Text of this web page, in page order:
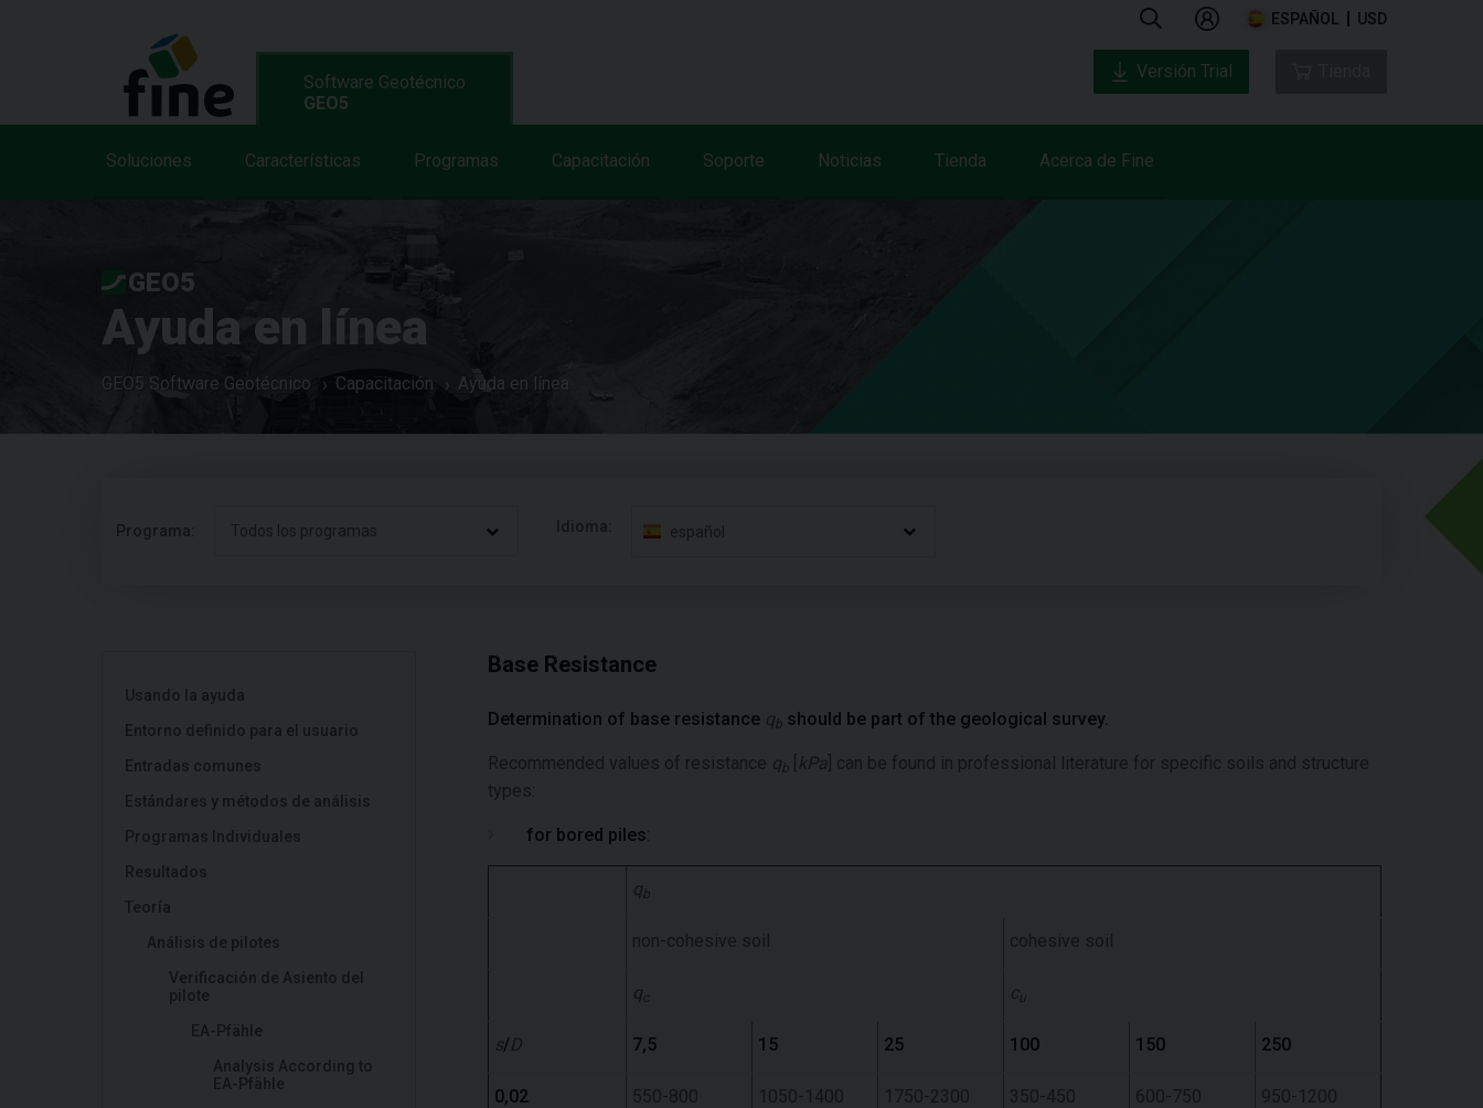
ESPAÑOL USD
Software Geotécnico
GEO5
Soluciones Características Programas Capacitación Soporte Noticias Tienda Acerca de Fine
Versión Trial
GEO5
Ayuda en línea
GEO5 Software Geotécnico Capacitación Ayuda en línea
Programa: Todos los programas Idioma: español
Usando la ayuda
Entorno definido para el usuario
Entradas comunes
Estándares y métodos de análisis
Programas Individuales
Resultados
Teoría
Análisis de pilotes
Verificación de Asiento del
pilote
EA-Pfähle
Analysis According to
EA-Pfähle
Base Resistance
Determination of base resistance qb should be part of the geological survey.
Recommended values of resistance qb kPa ] can be found in professional literature for specific soils and structure
types:
for bored piles
q b
non-cohesive soil cohesive soil
q c u
s/D 7,5 15 25 100 150 250
0,02 550-800 1050-1400 1750-2300 350-450 600-750 950-1200